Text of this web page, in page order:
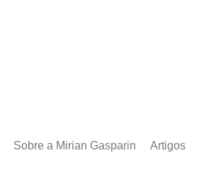
Sobre a Mirian Gasparin Artigos